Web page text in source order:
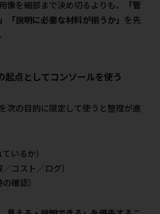
像を細部まで決め切るよりも、
「管
「説明に必要な材料が揃うか」 を先
点としてコンソールを使う
次の目的に限定して使うと整理が進
いるか）
コスト／ログ）
確認）